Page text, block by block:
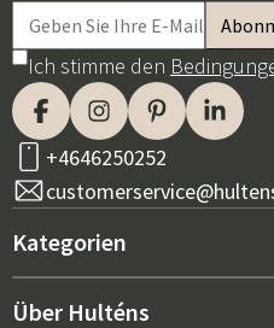
Ich stimme den
+4646250252
Kategorien
Neu bei uns
Über Hulténs